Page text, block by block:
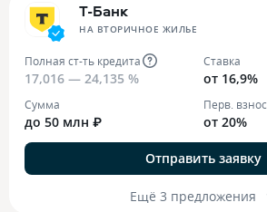
Т-Банк
НА ВТОРИЧНОЕ ЖИЛЬЕ
Полная ст-ть кредита
17,016 — 24,135 %
Ставка
от 16,9%
Сумма
до 50 млн ₽
Перв. взнос
от 20%
Отправить заявку
Ещё 3 предложения